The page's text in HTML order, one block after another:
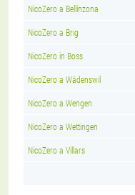
NicoZero a Bellinzona
NicoZero a Brig
NicoZero in Boss
NicoZero a Wädenswil
NicoZero a Wengen
NicoZero a Wettingen
NicoZero a Villars